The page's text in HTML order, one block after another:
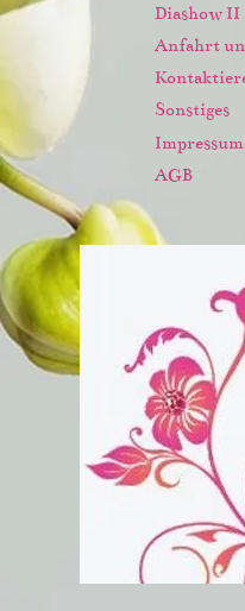
Diashow II
Anfahrt
Sonstiges
Impressum
AGB